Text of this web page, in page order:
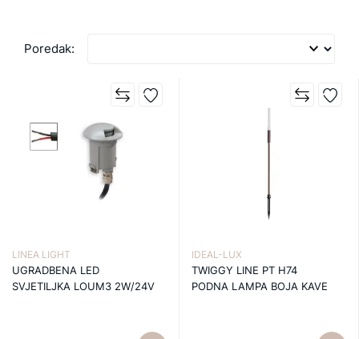
Poredak:
LINEA LIGHT
UGRADBENA LED
SVJETILJKA LOUM3 2W/24V
IDEAL-LUX
TWIGGY LINE PT H74
PODNA LAMPA BOJA KAVE